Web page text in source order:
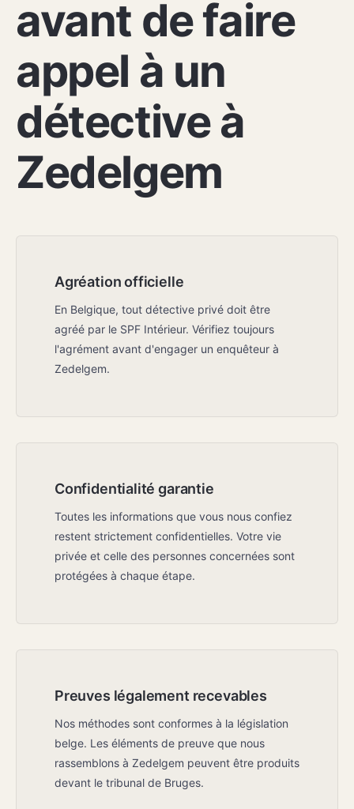
avant de faire
appel à un
détective à
Zedelgem
Agréation officielle
En Belgique, tout détective privé doit être
agréé par le SPF Intérieur. Vérifiez toujours
l'agrément avant d'engager un enquêteur à
Zedelgem.
Confidentialité garantie
Toutes les informations que vous nous confiez
restent strictement confidentielles. Votre vie
privée et celle des personnes concernées sont
protégées à chaque étape.
Preuves légalement recevables
Nos méthodes sont conformes à la législation
belge. Les éléments de preuve que nous
rassemblons à Zedelgem peuvent être produits
devant le tribunal de Bruges.